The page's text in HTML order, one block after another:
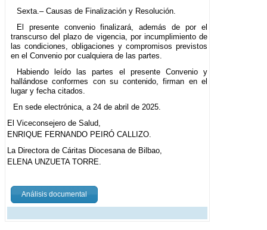
Sexta.– Causas de Finalización y Resolución.
El presente convenio finalizará, además de por el
transcurso del plazo de vigencia, por incumplimiento de
las condiciones, obligaciones y compromisos previstos
en el Convenio por cualquiera de las partes.
Habiendo leído las partes el presente Convenio y
hallándose conformes con su contenido, firman en el
lugar y fecha citados.
En sede electrónica, a 24 de abril de 2025.
El Viceconsejero de Salud,
ENRIQUE FERNANDO PEIRÓ CALLIZO.
La Directora de Cáritas Diocesana de Bilbao,
ELENA UNZUETA TORRE.
Análisis documental